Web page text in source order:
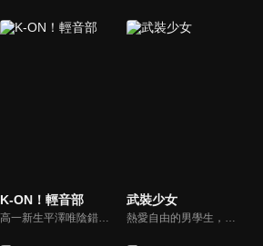
K-ON！輕音部
高一新生平澤唯陰錯陽差加入面臨廢社危機的輕音部，與部長田井中律、內向的秋山澪、溫柔的琴吹紬組成四人樂團，展開悠閒又溫馨的校園生活。升上高二後，認真的新生中野梓加入，五人組成「放學後TEA TIME」，在學園祭舞台上大放異彩。隨著時光流轉，青春的旋律仍在持續──她們即將迎來高三的春天……。
武裝少女
熱愛自由的男學生，納村不道某日轉學至「愛地共生學園」。這是一個由武裝女學生鐵血統治男學生的地方！納村面對凌駕於統領學園的古流劍術士「天下五劍」之上的某人，將赤手空拳去面對命運…學園叛逆戰鬥動作片，開幕！